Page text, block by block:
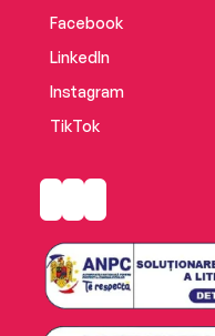
Facebook
LinkedIn
Instagram
TikTok